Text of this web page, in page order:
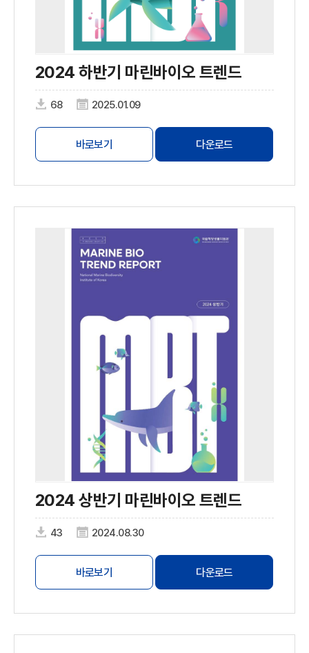
2024 하반기 마린바이오 트렌드
68 2025.01.09
바로보기 다운로드
2024 상반기 마린바이오 트렌드
43 2024.08.30
바로보기 다운로드